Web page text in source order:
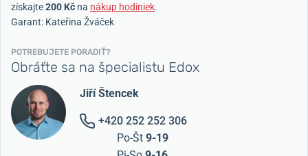
získajte200 Kč na nákup hodiniek.
Garant: Kateřina Žváček
POTREBUJETE PORADIŤ?
Obráťte sa na špecialistu Edox
Jiří Štencek
+420 252 252 306
Po-Št 9-19